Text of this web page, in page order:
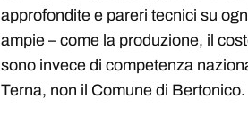
approfondite e pareri tecnici su
ampie – come la produzione, il
sono invece di competenza
Terna, non il Comune di Bertonico.